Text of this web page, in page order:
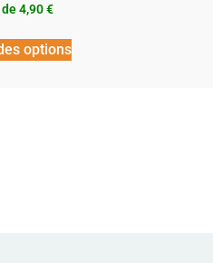
4,90€
options